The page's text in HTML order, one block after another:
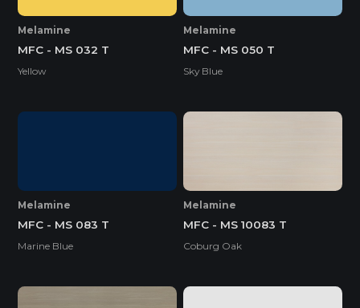
Melamine
MFC - MS 032 T
Yellow
Melamine
MFC - MS 050 T
Sky Blue
Melamine
MFC - MS 083 T
Marine Blue
Melamine
MFC - MS 10083 T
Coburg Oak